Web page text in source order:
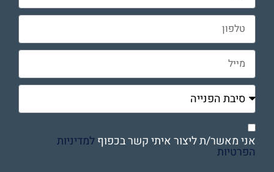
אני מאשר/ת ליצור איתי קשר בכפוףלמדיניות
הפרטיות